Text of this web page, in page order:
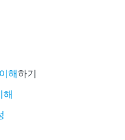
해하기
해